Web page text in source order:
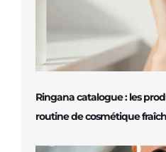
Ringana catalogue : les
routine de cosmétique